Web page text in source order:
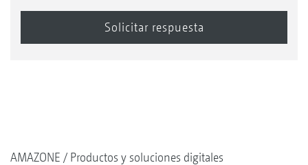
AMAZONE
Productos y soluciones digitales